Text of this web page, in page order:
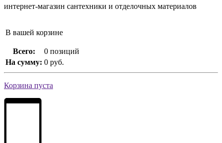
интернет-магазин сантехники и отделочных материалов
В вашей корзине
Всего:
0 позиций
На сумму: 0 руб.
Корзина пуста